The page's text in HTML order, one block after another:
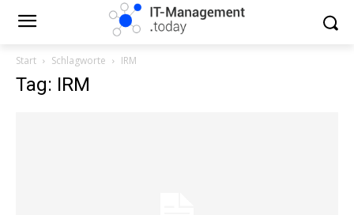
Start Schlagworte IRM
Tag: IRM